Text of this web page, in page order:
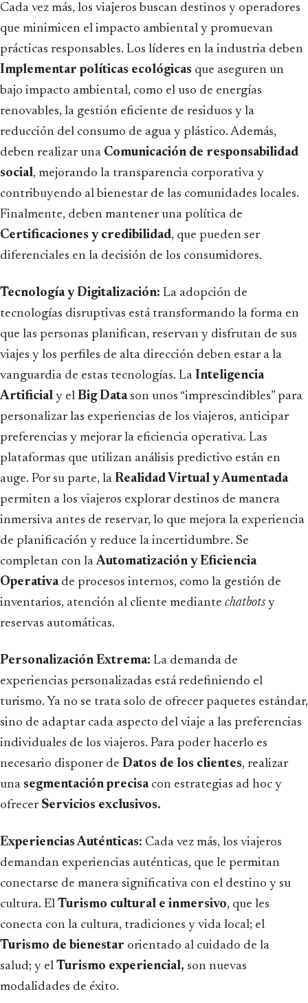
Cada vez más, los viajeros buscan destinos y operadores
que minimicen el impacto ambiental y promuevan
prácticas responsables. Los líderes en la industria deben
Implementar políticas ecológicas que aseguren un
bajo impacto ambiental, como el uso de energías
renovables, la gestión eficiente de residuos y la
reducción del consumo de agua y plástico. Además,
deben realizar una Comunicación de responsabilidad
social, mejorando la transparencia corporativa y
contribuyendo al bienestar de las comunidades locales.
Finalmente, deben mantener una política de
Certificaciones y credibilidad, que pueden ser
diferenciales en la decisión de los consumidores.
Tecnología y Digitalización: La adopción de
tecnologías disruptivas está transformando la forma en
que las personas planifican, reservan y disfrutan de sus
viajes y los perfiles de alta dirección deben estar a la
vanguardia de estas tecnologías. La Inteligencia
Artificial y el Big Datason unos “imprescindibles” para
personalizar las experiencias de los viajeros, anticipar
preferencias y mejorar la eficiencia operativa. Las
plataformas que utilizan análisis predictivo están en
auge. Por su parte, la Realidad Virtual y Aumentada
permiten a los viajeros explorar destinos de manera
inmersiva antes de reservar, lo que mejora la experiencia
de planificación y reduce la incertidumbre. Se
completan con laAutomatización y Eficiencia
Operativade procesos internos, como la gestión de
inventarios, atención al cliente mediante chatbots y
reservas automáticas.
Personalización Extrema: La demanda de
experiencias personalizadas está redefiniendo el
turismo. Ya no se trata solo de ofrecer paquetes estándar,
sino de adaptar cada aspecto del viaje a las preferencias
individuales de los viajeros. Para poder hacerlo es
necesario disponer de Datos de los clientes, realizar
una segmentación precisacon estrategias ad hoc y
ofrecer Servicios exclusivos.
Experiencias Auténticas: Cada vez más, los viajeros
demandan experiencias auténticas, que le permitan
conectarse de manera significativa con el destino y su
cultura. El Turismo cultural e inmersivo, que les
conecta con la cultura, tradiciones y vida local; el
Turismo de bienestar orientado al cuidado de la
salud; y el Turismo experiencial, son nuevas
modalidades de éxito.